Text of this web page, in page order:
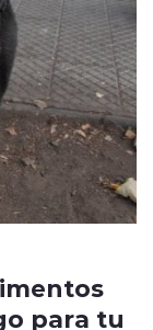
para tu